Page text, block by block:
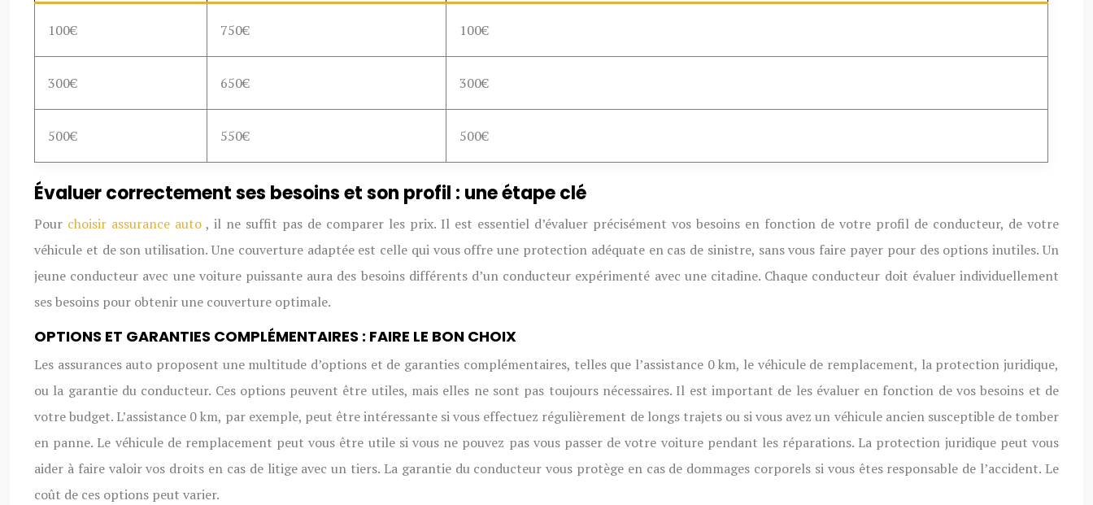
100€ 750€ 100€
300€ 650€ 300€
500€ 550€ 500€
Évaluer correctement ses besoins et son profil : une étape clé
Pour choisir assurance auto , il ne suffit pas de comparer les prix. Il est essentiel d’évaluer précisément vos besoins en fonction de votre profil de conducteur, de votre
véhicule et de son utilisation. Une couverture adaptée est celle qui vous offre une protection adéquate en cas de sinistre, sans vous faire payer pour des options inutiles. Un
jeune conducteur avec une voiture puissante aura des besoins différents d’un conducteur expérimenté avec une citadine. Chaque conducteur doit évaluer individuellement
ses besoins pour obtenir une couverture optimale.
OPTIONS ET GARANTIES COMPLÉMENTAIRES : FAIRE LE BON CHOIX
Les assurances auto proposent une multitude d’options et de garanties complémentaires, telles que l’assistance 0 km, le véhicule de remplacement, la protection juridique,
ou la garantie du conducteur. Ces options peuvent être utiles, mais elles ne sont pas toujours nécessaires. Il est important de les évaluer en fonction de vos besoins et de
votre budget. L’assistance 0 km, par exemple, peut être intéressante si vous effectuez régulièrement de longs trajets ou si vous avez un véhicule ancien susceptible de tomber
en panne. Le véhicule de remplacement peut vous être utile si vous ne pouvez pas vous passer de votre voiture pendant les réparations. La protection juridique peut vous
aider à faire valoir vos droits en cas de litige avec un tiers. La garantie du conducteur vous protège en cas de dommages corporels si vous êtes responsable de l’accident. Le
coût de ces options peut varier.